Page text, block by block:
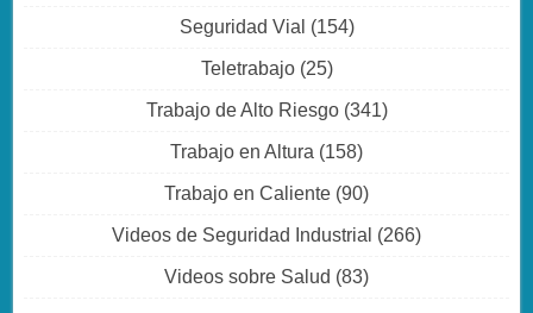
Seguridad Vial (154)
Teletrabajo(25)
Trabajo de Alto Riesgo(341)
Trabajo en Altura (158)
Trabajo en Caliente (90)
Videos de Seguridad Industrial (266)
Videos sobre Salud (83)